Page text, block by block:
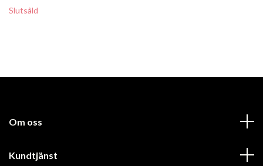
Slutsåld
Om oss
Kundtjänst